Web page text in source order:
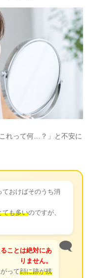
これって何…？」と不安に
ておけばそのうち消
ても多いのですが、
🗨️
ことは絶対にあ
りません。
って顔に跡が残